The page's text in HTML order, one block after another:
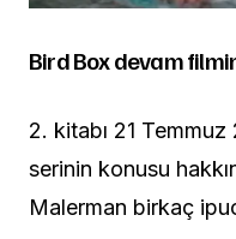
Bird Box devam
2. kitabı 21
serinin konusu
Malerman birkaç